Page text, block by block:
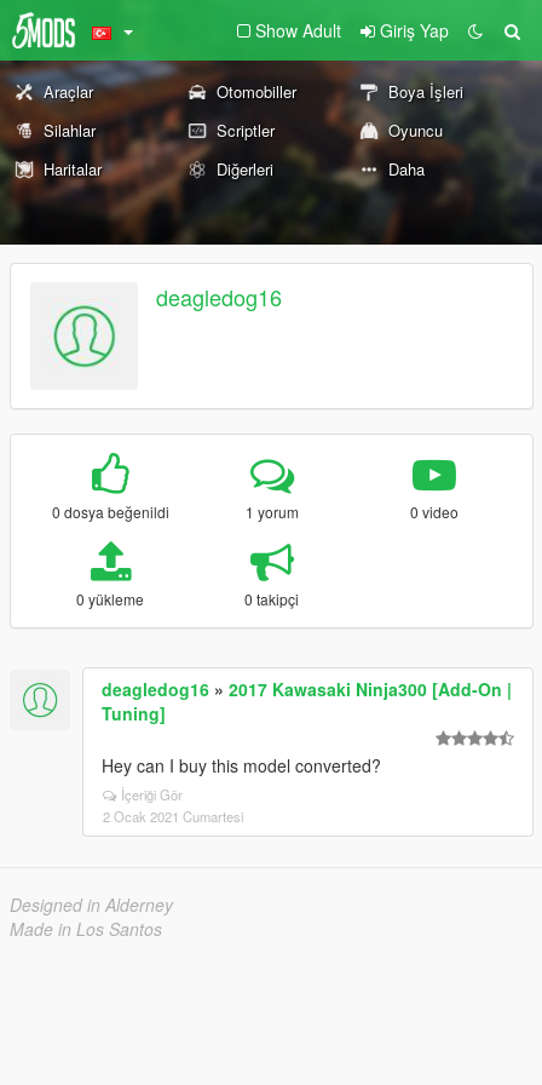
Show Adult Giriş Yap
Araçlar Otomobiller
Boya İşleri
Silahlar
Scriptler
Oyuncu
Haritalar
Diğerleri Daha
deagledog16
0 dosya beğenildi 1 yorum 0 video
0 yükleme 0 takipçi
deagledog16 » 2017 Kawasaki Ninja300 [Add-On |
Tuning]
Hey can I buy this model converted?
İçeriği Gör
2 Ocak 2021 Cumartesi
Designed in Alderney
Made in Los Santos